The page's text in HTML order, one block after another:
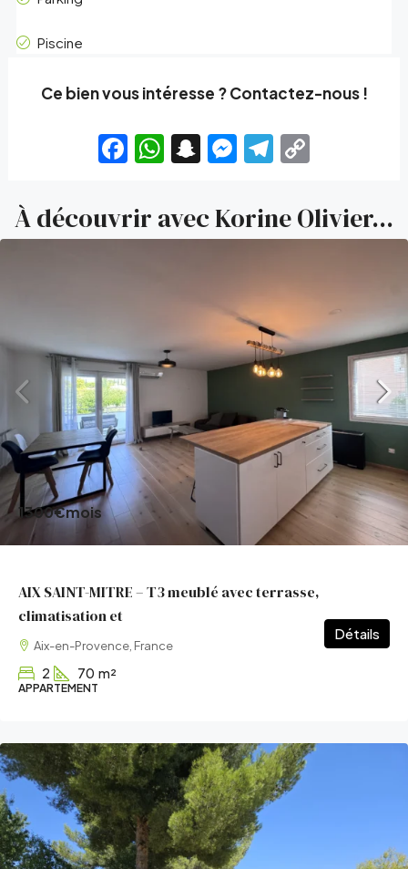
Piscine
Ce bien vous intéresse ? Contactez-nous !
Facebook
WhatsApp
Snapchat
Messenger
Telegram
À découvrir avec Korine Olivier...
1300€mois
AIX SAINT-MITRE – T3 meublé avec terrasse,
climatisation et
Aix-en-Provence, France
2 70 m²
APPARTEMENT
Détails